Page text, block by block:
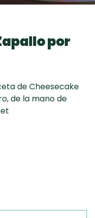
Chispas de
Chocolate
Red Velvet
por
de Cheesecake
de la mano de